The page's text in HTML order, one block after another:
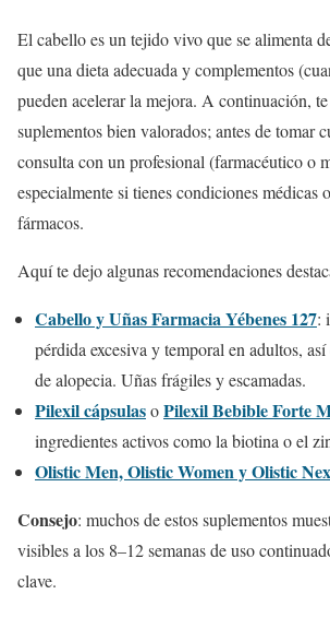
El cabello es un tejido vivo que se alimenta
que una dieta adecuada y complementos
pueden acelerar la mejora. A continuación,
suplementos bien valorados; antes de tomar
consulta con un profesional (farmacéutico o
especialmente si tienes condiciones médicas
fármacos.
Aquí te dejo algunas recomendaciones
Cabello y Uñas Farmacia Yébenes 127:
pérdida excesiva y temporal en adultos,
de alopecia. Uñas frágiles y escamadas.
Pilexil cápsulasoPilexil Bebible Forte
ingredientes activos como la biotina o el
Olistic Men, Olistic Women y Olistic
Consejo: muchos de estos suplementos
visibles a los 8–12 semanas de uso
clave.